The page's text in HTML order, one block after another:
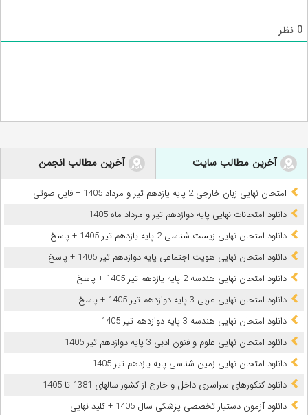
0 نظر
آخرین مطالب سایت آخرین مطالب انجمن
امتحان نهایی زبان خارجی 2 پایه یازدهم تیر و مرداد 1405 + فایل صوتی
دانلود امتحانات نهایی پایه دوازدهم تیر و مرداد ماه 1405
دانلود امتحان نهایی زیست شناسی 2 پایه یازدهم تیر 1405 + پاسخ
دانلود امتحان نهایی هویت اجتماعی پایه دوازدهم تیر 1405 + پاسخ
دانلود امتحان نهایی هندسه 2 پایه یازدهم تیر 1405 + پاسخ
دانلود امتحان نهایی عربی 3 پایه دوازدهم تیر 1405 + پاسخ
دانلود امتحان نهایی هندسه 3 پایه دوازدهم تیر 1405
دانلود امتحان نهایی علوم و فنون ادبی 3 پایه دوازدهم تیر 1405
دانلود امتحان نهایی زمین شناسی پایه یازدهم تیر 1405
دانلود کنکورهای سراسری داخل و خارج از کشور سالهای 1381 تا 1405
دانلود آزمون دستیار تخصصی پزشکی سال 1405 + کلید نهایی